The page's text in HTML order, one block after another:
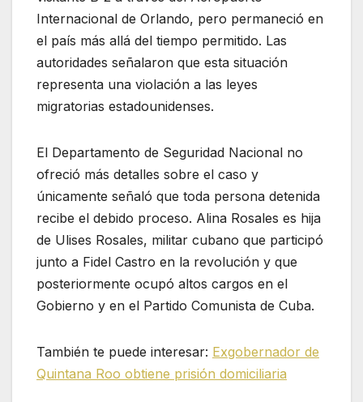
Internacional de Orlando, pero permaneció en
el país más allá del tiempo permitido. Las
autoridades señalaron que esta situación
representa una violación a las leyes
migratorias estadounidenses.
El Departamento de Seguridad Nacional no
ofreció más detalles sobre el caso y
únicamente señaló que toda persona detenida
recibe el debido proceso. Alina Rosales es hija
de Ulises Rosales, militar cubano que participó
junto a Fidel Castro en la revolución y que
posteriormente ocupó altos cargos en el
Gobierno y en el Partido Comunista de Cuba.
También te puede interesar: Exgobernador de
Quintana Roo obtiene prisión domiciliaria